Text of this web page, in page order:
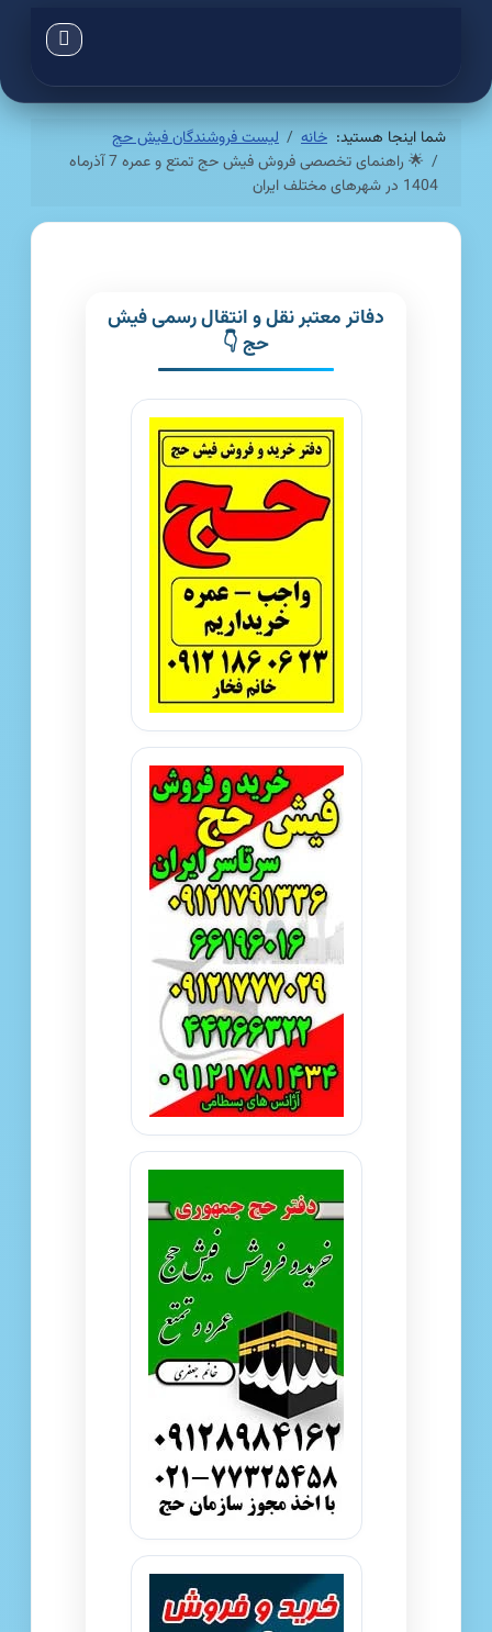
شما اینجا هستید: خانه
لیست فروشندگان فیش حج
🌟 راهنمای تخصصی فروش فیش حج تمتع و عمره 7 آذرماه
1404 در شهرهای مختلف ایران
دفاتر معتبر نقل و انتقال رسمی فیش
حج 👇